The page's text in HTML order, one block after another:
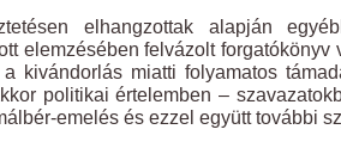
elhangzottak alapján
elemzésében felvázolt
kivándorlás miatti folyamatos
politikai értelemben –
emelés és ezzel együtt további